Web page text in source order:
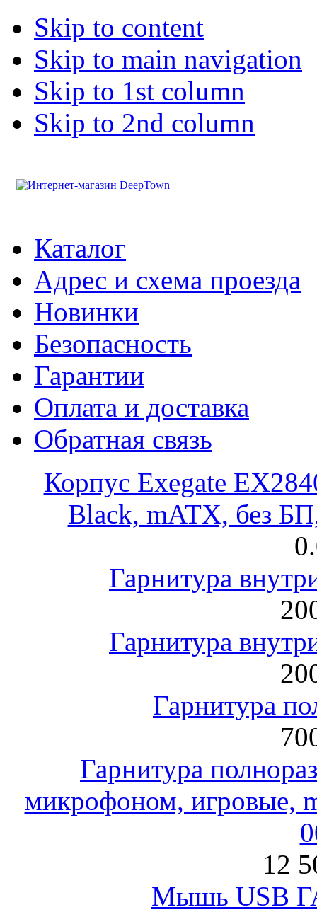
Skip to content
Skip to main navigation
Skip to 1st column
Skip to 2nd column
Каталог
Адрес и схема проезда
Новинки
Безопасность
Гарантии
Оплата и доставка
Обратная связь
Корпус Exegate
Black, mATX, без
Гарнитура
Гарнитура
Гарнитура
Гарнитура
микрофоном, игровые,
12
Мышь USB